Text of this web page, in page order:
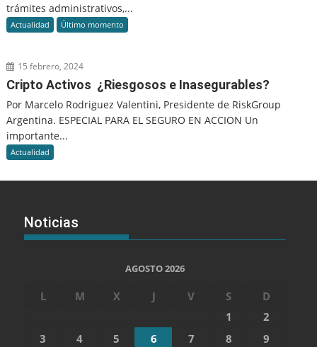
trámites administrativos,...
Actualidad Último momento
15 febrero, 2024
Cripto Activos ¿Riesgosos e Inasegurables?
Por Marcelo Rodriguez Valentini, Presidente de RiskGroup
Argentina. ESPECIAL PARA EL SEGURO EN ACCION Un
importante...
Actualidad
Noticias
AGOSTO 2026
L M X J V S
D
1
2
3
4 5 6 7 8
9